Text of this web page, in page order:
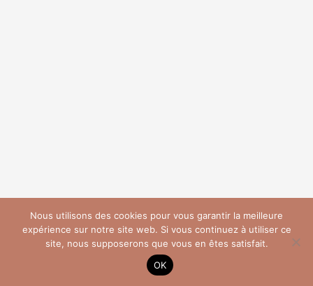
Nous utilisons des cookies pour vous garantir la meilleure
expérience sur notre site web. Si vous continuez à utiliser ce
site, nous supposerons que vous en êtes satisfait.
OK